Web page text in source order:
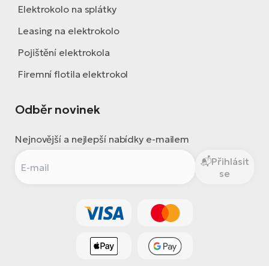
Elektrokolo na splátky
Leasing na elektrokolo
Pojištění elektrokola
Firemní flotila elektrokol
Odběr novinek
Nejnovější a nejlepší nabídky e-mailem
Přihlásit
se